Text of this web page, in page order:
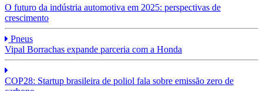
O futuro da indústria automotiva em 2025: perspectivas de
crescimento
Pneus
Vipal Borrachas expande parceria com a Honda
COP28: Startup brasileira de poliol fala sobre emissão zero de